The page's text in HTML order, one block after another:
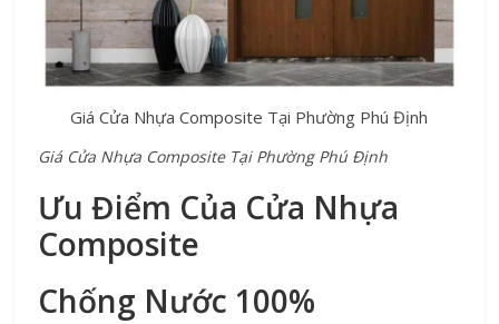
Giá Cửa Nhựa Composite Tại Phường Phú Định
Giá Cửa Nhựa Composite Tại Phường Phú Định
Ưu Điểm Của Cửa Nhựa
Composite
Chống Nước 100%